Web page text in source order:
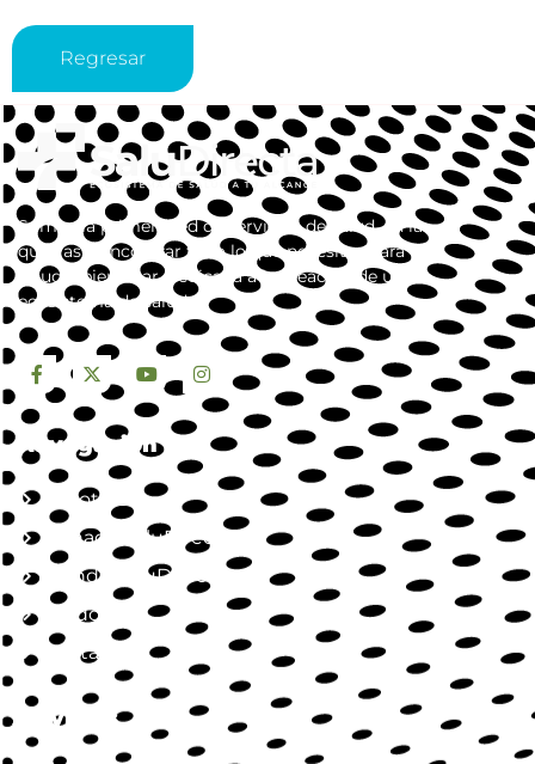
Regresar
Somos la primera red de servicios de salud, en la
que vas a encontrar todo lo que necesitas para tu
salud y bienestar. dedicada a la creación de un
ecosistema de salud.
Navegación
Nosotros
Jornada SaluDirecta
Mundo SaluDirecta
Aliados
Contacto
Servicios